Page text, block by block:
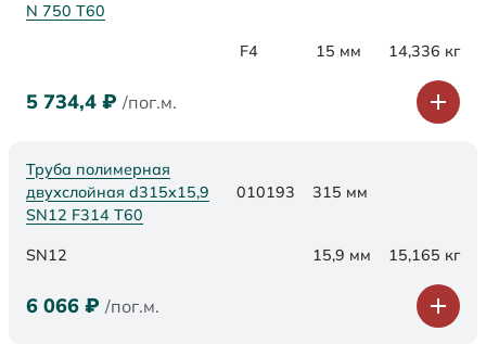
N 750 Т60
F4 15 мм 14,336 кг
5 734,4 ₽ /пог.м.
Труба полимерная
двухслойная d315х15,9
SN12 F314 Т60
010193 315 мм
SN12 15,9 мм 15,165 кг
6 066 ₽ /пог.м.